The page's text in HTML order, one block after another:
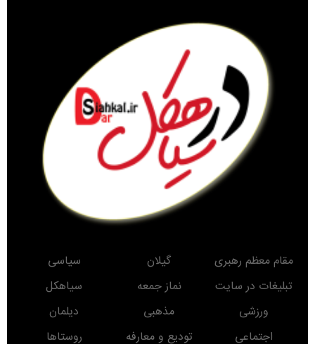
مقام معظم رهبری گیلان
سیاسی
تبلیغات در سایت
نماز جمعه
سیاهکل
ورزشی
مذهبی
دیلمان
اجتماعی
تودیع و معارفه
روستاها